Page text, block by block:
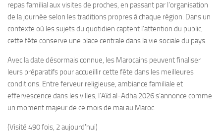
repas familial aux visites de proches, en passant par l’organisation
de la journée selon les traditions propres à chaque région. Dans un
contexte où les sujets du quotidien captent l’attention du public,
cette fête conserve une place centrale dans la vie sociale du pays.
Avec la date désormais connue, les Marocains peuvent finaliser
leurs préparatifs pour accueillir cette fête dans les meilleures
conditions. Entre ferveur religieuse, ambiance familiale et
effervescence dans les villes, l’Aïd al-Adha 2026 s’annonce comme
un moment majeur de ce mois de mai au Maroc.
(Visité 490 fois, 2 aujourd'hui)